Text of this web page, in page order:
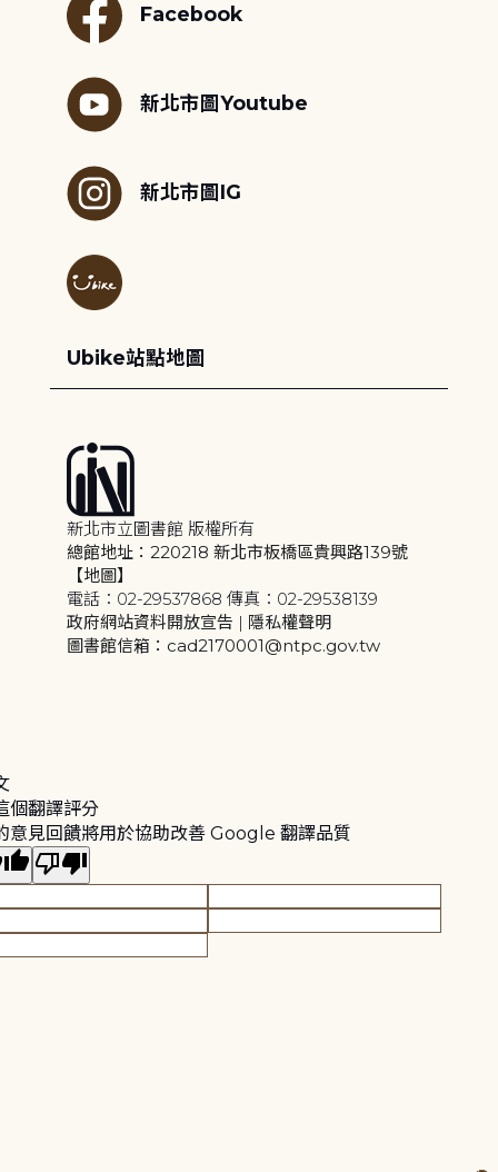
Facebook
新北市圖Youtube
新北市圖IG
Ubike站點地圖
新北市立圖書館 版權所有
總館地址：220218 新北市板橋區貴興路139號
【地圖】
電話：02-29537868 傳真：02-29538139
政府網站資料開放宣告 | 隱私權聲明
圖書館信箱：cad2170001@ntpc.gov.tw
個翻譯評分
意見回饋將用於協助改善 Google 翻譯品質